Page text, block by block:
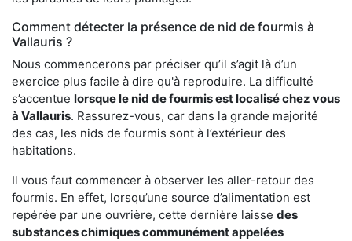
Comment détecter la présence de nid de fourmis à
Vallauris ?
Nous commencerons par préciser qu’il s’agit là d’un
exercice plus facile à dire qu'à reproduire. La difficulté
s’accentue lorsque le nid de fourmis est localisé chez vous
à Vallauris. Rassurez-vous, car dans la grande majorité
des cas, les nids de fourmis sont à l’extérieur des
habitations.
Il vous faut commencer à observer les aller-retour des
fourmis. En effet, lorsqu’une source d’alimentation est
repérée par une ouvrière, cette dernière laisse des
substances chimiques communément appelées